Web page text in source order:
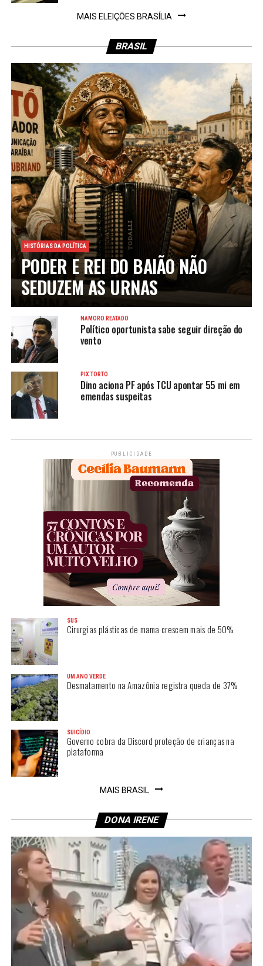
MAIS ELEIÇÕES BRASÍLIA
BRASIL
HISTÓRIAS DA POLÍTICA
PODER E REI DO BAIÃO NÃO
SEDUZEM AS URNAS
NAMORO REATADO
Político oportunista sabe seguir direção do
vento
PIX TORTO
Dino aciona PF após TCU apontar 55 mi em
emendas suspeitas
PUBLICIDADE
SUS
Cirurgias plásticas de mama crescem mais de 50%
UM ANO VERDE
Desmatamento na Amazônia registra queda de 37%
SUICÍDIO
Governo cobra da Discord proteção de crianças na
plataforma
MAIS BRASIL
DONA IRENE